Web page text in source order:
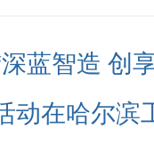
蓝智造 创
动在哈尔滨